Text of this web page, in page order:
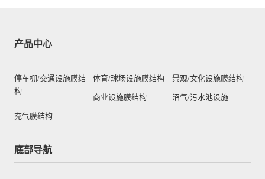
产品中心
停车棚/交通设施膜结
构
体育/球场设施膜结构 景观/文化设施膜结构
商业设施膜结构 沼气/污水池设施
充气膜结构
底部导航